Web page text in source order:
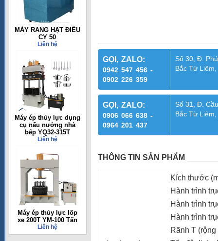
MÁY RANG HẠT ĐIỀU
CY 50
Liên hệ
Máy ép thủy lực dụng
cụ nấu nướng nhà
bếp YQ32-315T
Liên hệ
Máy ép thủy lực lốp
xe 200T YM-100 Tấn
Liên hệ
GỌI, ZALO:
0942 547 456 -
0902 226 359
Số 30, Đ.
Bắc Từ
GỌI, ZALO:
0906 066 638 -
0964 201 437
Số 31, Đ.
Bắc Từ
THÔNG TIN SẢN PHẨM
Kích thước
Hành trình
Hành trình
Hành trình
Rãnh T